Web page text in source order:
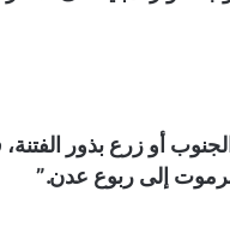
أو زرع بذور الفتنة،
إلى ربوع عدن.”